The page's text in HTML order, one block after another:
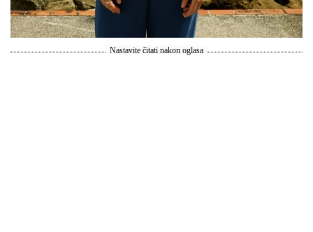
Nastavite čitati nakon oglasa